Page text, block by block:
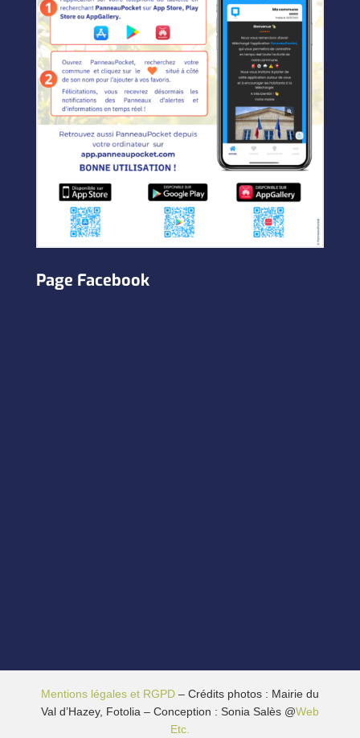
Page Facebook
Mentions légales et RGPD– Crédits photos : Mairie du
Val d’Hazey, Fotolia – Conception : Sonia Salès @Web
Etc.